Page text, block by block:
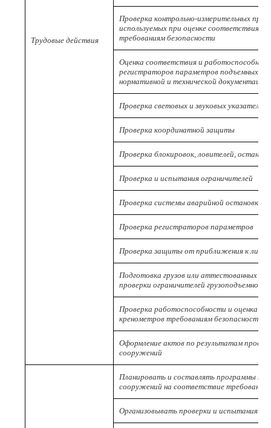
Трудовые действия
Проверка контрольно-измерительных
используемых при оценке соответствия
требованиям безопасности
Оценка соответствия и
регистраторов параметров подъемных
нормативной и технической документации
Проверка световых и звуковых
Проверка координатной защиты
Проверка блокировок, ловителей,
Проверка и испытания ограничителей
Проверка системы аварийной остановки
Проверка регистраторов параметров
Проверка защиты от приближения к линии
Подготовка грузов или аттестованных
проверки ограничителей
Проверка работоспособности и оценка
кренометров требованиям безопасности
Оформление актов по результатам
сооружений
Планировать и составлять программы
сооружений на соответствие
Организовывать проверки и испытания